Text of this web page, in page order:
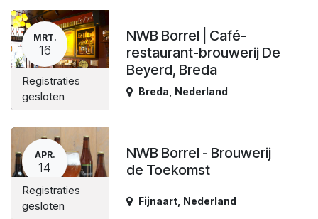
MRT.
16
Registraties
gesloten
NWB Borrel | Café-
restaurant-brouwerij De
Beyerd, Breda
Breda Nederland
APR.
14
Registraties
gesloten
NWB Borrel - Brouwerij
de Toekomst
Fijnaart Nederland